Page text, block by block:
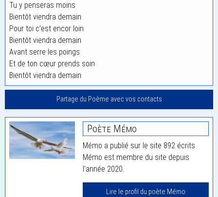
Tu y penseras moins
Bientôt viendra demain
Pour toi c’est encor loin
Bientôt viendra demain
Avant serre les poings
Et de ton cœur prends soin
Bientôt viendra demain
Partage du Poème avec vos contacts
Poète Mémo
Mémo a publié sur le site 892 écrits.
Mémo est membre du site depuis
l'année 2020.
Lire le profil du poète Mémo